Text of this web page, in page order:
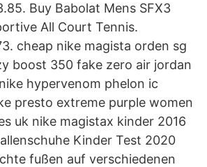
Buy Babolat Mens SFX3
All Court Tennis.
cheap nike magista orden sg
boost 350 fake zero air jordan
hypervenom phelon ic
presto extreme purple women
uk nike magistax kinder 2016
Kinder Test 2020
fußen auf verschiedenen